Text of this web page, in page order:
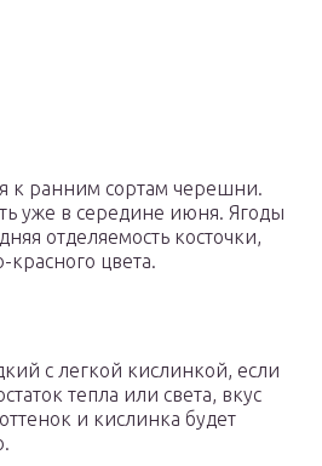
к ранним сортам черешни.
уже в середине июня. Ягоды
отделяемость косточки,
красного цвета.
с легкой кислинкой, если
тепла или света, вкус
и кислинка будет